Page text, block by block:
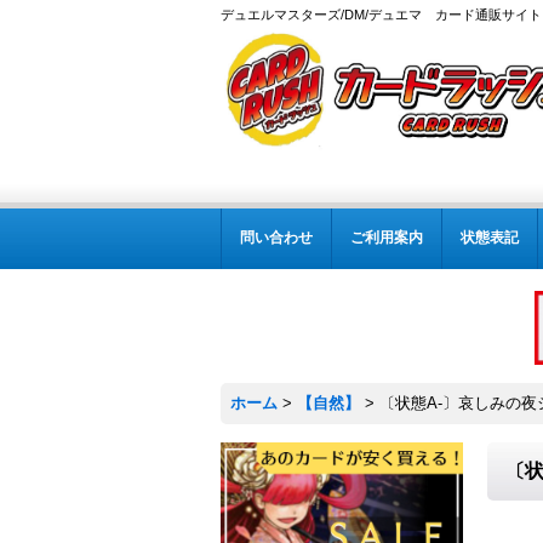
デュエルマスターズ/DM/デュエマ カード通販サイト
問い合わせ ご利用案内 状態表記
ホーム > 【自然】 > 〔状態A-〕哀しみの
〔